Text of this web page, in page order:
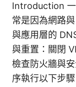
Introduction 一
常是因為網路
與應用層的
與重置：關閉
檢查防火牆與
序執行以下步